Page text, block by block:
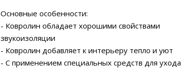
Основные особенности:
- Ковролин обладает хорошими свойствами
звукоизоляции
- Ковролин добавляет к интерьеру тепло и уют
- С применением специальных средств для ухода